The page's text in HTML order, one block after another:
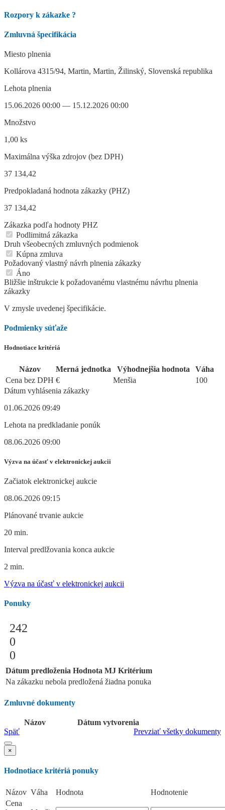
Rozpory k zákazke ?
Zmluvná špecifikácia
Miesto plnenia
Kollárova 4315/94, Martin, Martin, Žilinský, Slovenská republika
Lehota plnenia
15.06.2026 00:00 — 15.12.2026 00:00
Množstvo
1,00 ks
Maximálna výška zdrojov (bez DPH)
37 134,42
Predpokladaná hodnota zákazky (PHZ)
37 134,42
Zákazka podľa hodnoty PHZ
Podlimitná zákazka
Druh všeobecných zmluvných podmienok
Kúpna zmluva
Požadovaný vlastný návrh plnenia zákazky
Áno
Bližšie inštrukcie k požadovanému vlastnému návrhu plnenia
zákazky
V zmysle uvedenej špecifikácie.
Podmienky súťaže
Hodnotiace kritériá
Názov Merná jednotka Výhodnejšia hodnota
Váha
Cena bez DPH € Menšia
100
Dátum vyhlásenia zákazky
01.06.2026 09:49
Lehota na predkladanie ponúk
08.06.2026 09:00
Výzva na účasť v elektronickej aukcii
Začiatok elektronickej aukcie
08.06.2026 09:15
Plánované trvanie aukcie
20 min.
Interval predlžovania konca aukcie
2 min.
Výzva na účasť v elektronickej aukcii
Ponuky
242
0
0
Dátum predloženia Hodnota MJ Kritérium
Na zákazku nebola predložená žiadna ponuka
Zmluvné dokumenty
Názov
Dátum vytvorenia
Prevziať všetky dokumenty
Späť
×
Hodnotiace kritériá ponuky
Názov Váha Hodnota
Hodnotenie
Cena